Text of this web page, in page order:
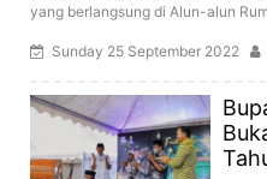
yang berlangsung di Alun-alun
Sunday 25 September 2022